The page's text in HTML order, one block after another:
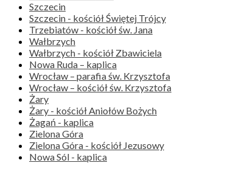
Szczecin
Szczecin - kościół Świętej Trójcy
Trzebiatów - kościół św. Jana
Wałbrzych
Wałbrzych - kościół Zbawiciela
Nowa Ruda – kaplica
Wrocław – parafia św. Krzysztofa
Wrocław – kościół św. Krzysztofa
Żary
Żary - kościół Aniołów Bożych
Żagań - kaplica
Zielona Góra
Zielona Góra - kościół Jezusowy
Nowa Sól - kaplica